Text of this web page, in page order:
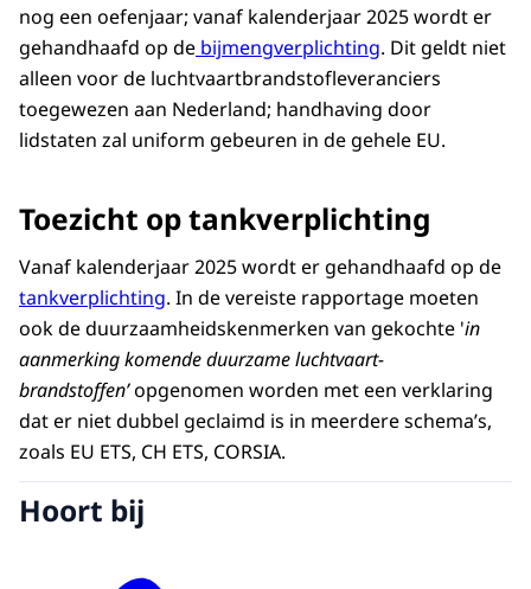
nog een oefenjaar; vanaf kalenderjaar 2025 wordt er
gehandhaafd op de bijmengverplichting. Dit geldt niet
alleen voor de luchtvaartbrandstofleveranciers
toegewezen aan Nederland; handhaving door
lidstaten zal uniform gebeuren in de gehele EU.
Toezicht op tankverplichting
Vanaf kalenderjaar 2025 wordt er gehandhaafd op de
tankverplichting. In de vereiste rapportage moeten
ook de duurzaamheidskenmerken van gekochte 'in
aanmerking komende duurzame luchtvaart­
brandstoffen’opgenomen worden met een verklaring
dat er niet dubbel geclaimd is in meerdere schema’s,
zoals EU ETS, CH ETS, CORSIA.
Hoort bij